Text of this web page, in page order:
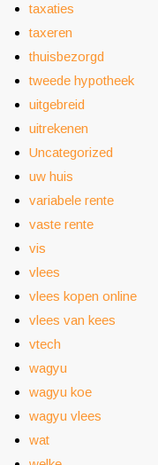
taxaties
taxeren
thuisbezorgd
tweede hypotheek
uitgebreid
uitrekenen
Uncategorized
uw huis
variabele rente
vaste rente
vis
vlees
vlees kopen online
vlees van kees
vtech
wagyu
wagyu koe
wagyu vlees
wat